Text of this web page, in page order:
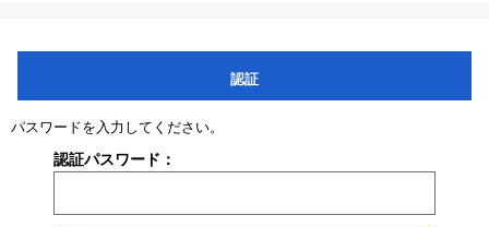
認証
パスワードを入力してください。
認証パスワード：